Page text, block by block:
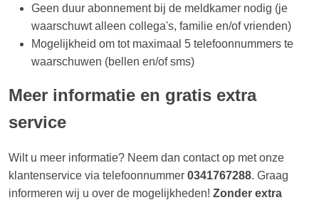
Geen duur abonnement bij de meldkamer nodig (je
waarschuwt alleen collega's, familie en/of vrienden)
Mogelijkheid om tot maximaal 5 telefoonnummers te
waarschuwen (bellen en/of sms)
Meer informatie en gratis extra
service
Wilt u meer informatie? Neem dan contact op met onze
klantenservice via telefoonnummer 0341767288. Graag
informeren wij u over de mogelijkheden! Zonder extra